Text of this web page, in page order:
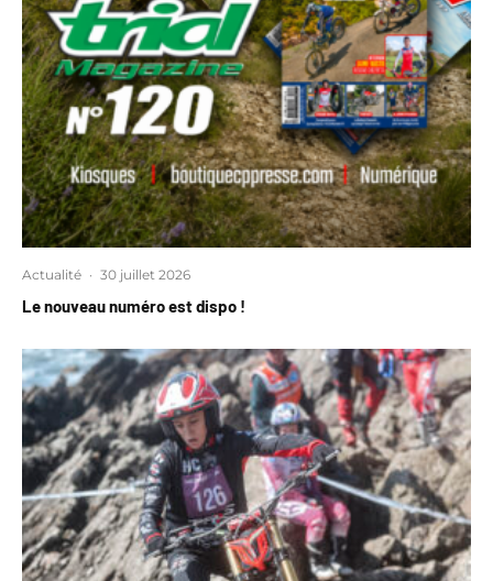
Actualité · 30 juillet 2026
Le nouveau numéro est dispo !